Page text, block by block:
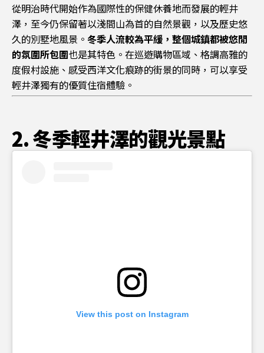
從明治時代開始作為國際性的保健休養地而發展的輕井
澤，至今仍保留著以淺間山為首的自然景觀，以及歷史悠
久的別墅地風景。 冬季人流較為平緩，整個城鎮都被悠閒
的氛圍所包圍也是其特色。在巡遊購物區域、格調高雅的
度假村設施、感受西洋文化痕跡的街景的同時，可以享受
輕井澤獨有的優質住宿體驗。
2. 冬季輕井澤的觀光景點
View this post on Instagram